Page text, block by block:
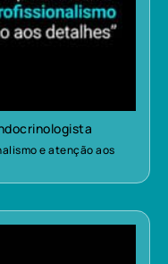
e atenção aos